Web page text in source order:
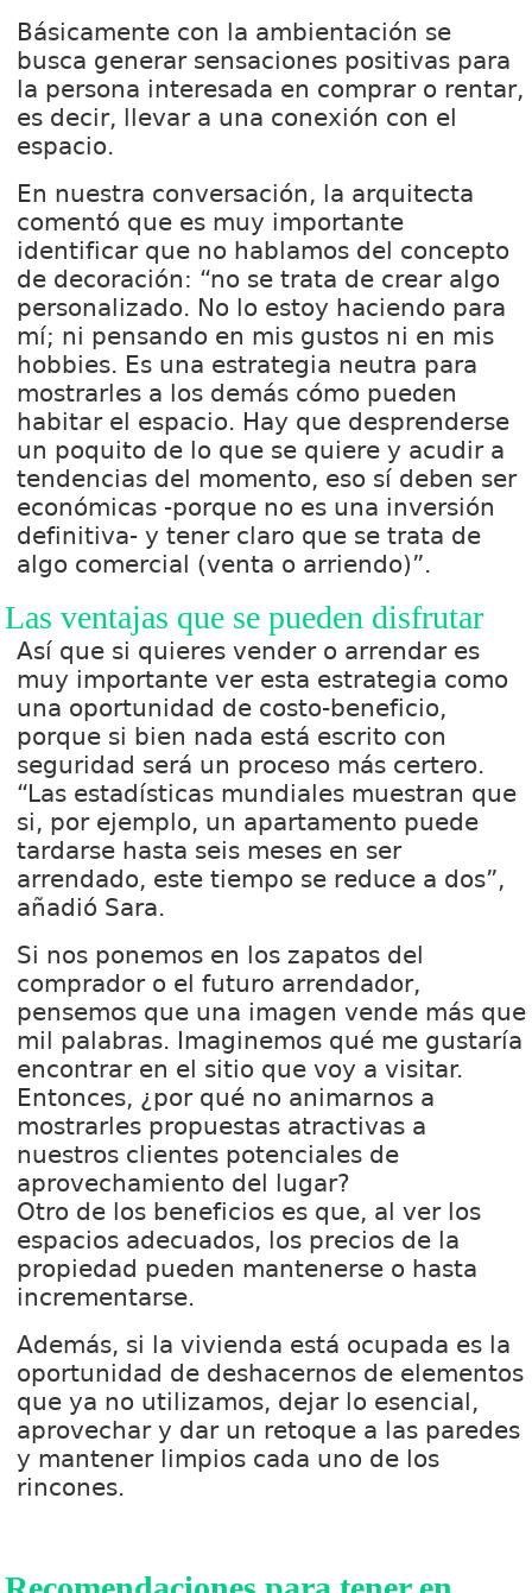
Básicamente con la ambientación se
busca generar sensaciones positivas para
la persona interesada en comprar o rentar,
es decir, llevar a una conexión con el
espacio.
En nuestra conversación, la arquitecta
comentó que es muy importante
identificar que no hablamos del concepto
de decoración: “no se trata de crear algo
personalizado. No lo estoy haciendo para
mí; ni pensando en mis gustos ni en mis
hobbies. Es una estrategia neutra para
mostrarles a los demás cómo pueden
habitar el espacio. Hay que desprenderse
un poquito de lo que se quiere y acudir a
tendencias del momento, eso sí deben ser
económicas -porque no es una inversión
definitiva- y tener claro que se trata de
algo comercial (venta o arriendo)”.
Las ventajas que se pueden disfrutar
Así que si quieres vender o arrendar es
muy importante ver esta estrategia como
una oportunidad de costo-beneficio,
porque si bien nada está escrito con
seguridad será un proceso más certero.
“Las estadísticas mundiales muestran que
si, por ejemplo, un apartamento puede
tardarse hasta seis meses en ser
arrendado, este tiempo se reduce a dos”,
añadió Sara.
Si nos ponemos en los zapatos del
comprador o el futuro arrendador,
pensemos que una imagen vende más que
mil palabras. Imaginemos qué me gustaría
encontrar en el sitio que voy a visitar.
Entonces, ¿por qué no animarnos a
mostrarles propuestas atractivas a
nuestros clientes potenciales de
aprovechamiento del lugar?
Otro de los beneficios es que, al ver los
espacios adecuados, los precios de la
propiedad pueden mantenerse o hasta
incrementarse.
Además, si la vivienda está ocupada es la
oportunidad de deshacernos de elementos
que ya no utilizamos, dejar lo esencial,
aprovechar y dar un retoque a las paredes
y mantener limpios cada uno de los
rincones.